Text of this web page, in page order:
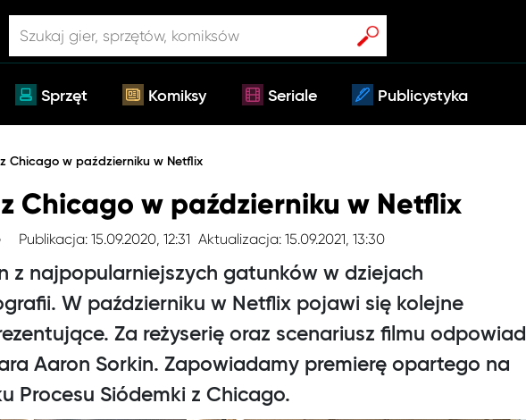
Sprzęt Komiksy Seriale Publicystyka
z Chicago w październiku w Netflix
Chicago w październiku w Netflix
Publikacja: 15.09.2020, 12:31 Aktualizacja: 15.09.2021, 13:30
z najpopularniejszych gatunków w dziejach
W październiku w Netflix pojawi się kolejne
Za reżyserię oraz scenariusz filmu
Aaron Sorkin. Zapowiadamy premierę opartego na
Procesu Siódemki z Chicago.